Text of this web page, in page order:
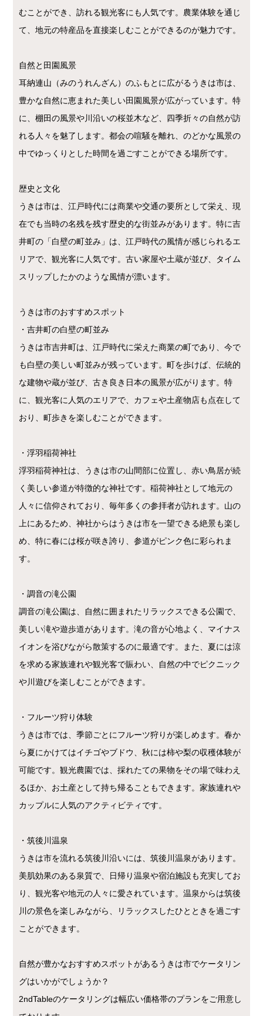
むことができ、訪れる観光客にも人気です。農業体験を通じ
て、地元の特産品を直接楽しむことができるのが魅力です。
自然と田園風景
耳納連山（みのうれんざん）のふもとに広がるうきは市は、
豊かな自然に恵まれた美しい田園風景が広がっています。特
に、棚田の風景や川沿いの桜並木など、四季折々の自然が訪
れる人々を魅了します。都会の喧騒を離れ、のどかな風景の
中でゆっくりとした時間を過ごすことができる場所です。
歴史と文化
うきは市は、江戸時代には商業や交通の要所として栄え、現
在でも当時の名残を残す歴史的な街並みがあります。特に吉
井町の「白壁の町並み」は、江戸時代の風情が感じられるエ
リアで、観光客に人気です。古い家屋や土蔵が並び、タイム
スリップしたかのような風情が漂います。
うきは市のおすすめスポット
・吉井町の白壁の町並み
うきは市吉井町は、江戸時代に栄えた商業の町であり、今で
も白壁の美しい町並みが残っています。町を歩けば、伝統的
な建物や蔵が並び、古き良き日本の風景が広がります。特
に、観光客に人気のエリアで、カフェや土産物店も点在して
おり、町歩きを楽しむことができます。
・浮羽稲荷神社
浮羽稲荷神社は、うきは市の山間部に位置し、赤い鳥居が続
く美しい参道が特徴的な神社です。稲荷神社として地元の
人々に信仰されており、毎年多くの参拝者が訪れます。山の
上にあるため、神社からはうきは市を一望できる絶景も楽し
め、特に春には桜が咲き誇り、参道がピンク色に彩られま
す。
・調音の滝公園
調音の滝公園は、自然に囲まれたリラックスできる公園で、
美しい滝や遊歩道があります。滝の音が心地よく、マイナス
イオンを浴びながら散策するのに最適です。また、夏には涼
を求める家族連れや観光客で賑わい、自然の中でピクニック
や川遊びを楽しむことができます。
・フルーツ狩り体験
うきは市では、季節ごとにフルーツ狩りが楽しめます。春か
ら夏にかけてはイチゴやブドウ、秋には柿や梨の収穫体験が
可能です。観光農園では、採れたての果物をその場で味わえ
るほか、お土産として持ち帰ることもできます。家族連れや
カップルに人気のアクティビティです。
・筑後川温泉
うきは市を流れる筑後川沿いには、筑後川温泉があります。
美肌効果のある泉質で、日帰り温泉や宿泊施設も充実してお
り、観光客や地元の人々に愛されています。温泉からは筑後
川の景色を楽しみながら、リラックスしたひとときを過ごす
ことができます。
自然が豊かなおすすめスポットがあるうきは市でケータリン
グはいかがでしょうか？
2ndTableのケータリングは幅広い価格帯のプランをご用意し